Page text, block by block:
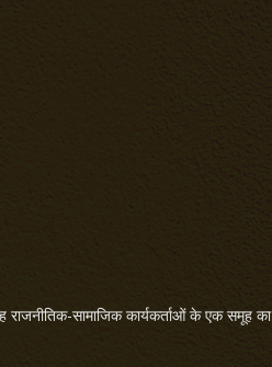
सामाजिक कार्यकर्ताओं के एक समूह का